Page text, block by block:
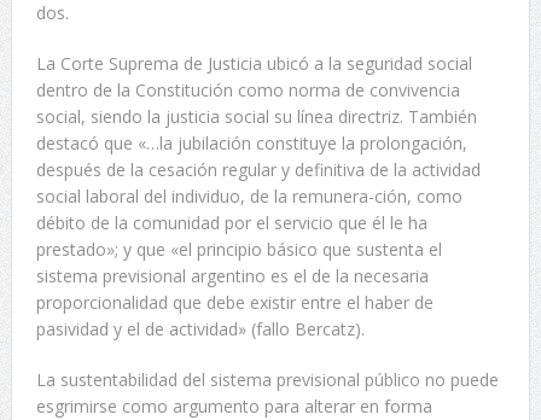
dos.
La Corte Suprema de Justicia ubicó a la seguridad social
dentro de la Constitución como norma de convivencia
social, siendo la justicia social su línea directriz. También
destacó que «…la jubilación constituye la prolongación,
después de la cesación regular y definitiva de la actividad
social laboral del individuo, de la remunera-ción, como
débito de la comunidad por el servicio que él le ha
prestado»; y que «el principio básico que sustenta el
sistema previsional argentino es el de la necesaria
proporcionalidad que debe existir entre el haber de
pasividad y el de actividad» (fallo Bercatz).
La sustentabilidad del sistema previsional público no puede
esgrimirse como argumento para alterar en forma